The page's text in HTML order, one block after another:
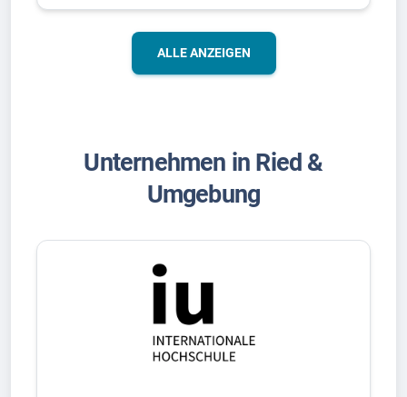
ALLE ANZEIGEN
Unternehmen in Ried &
Umgebung